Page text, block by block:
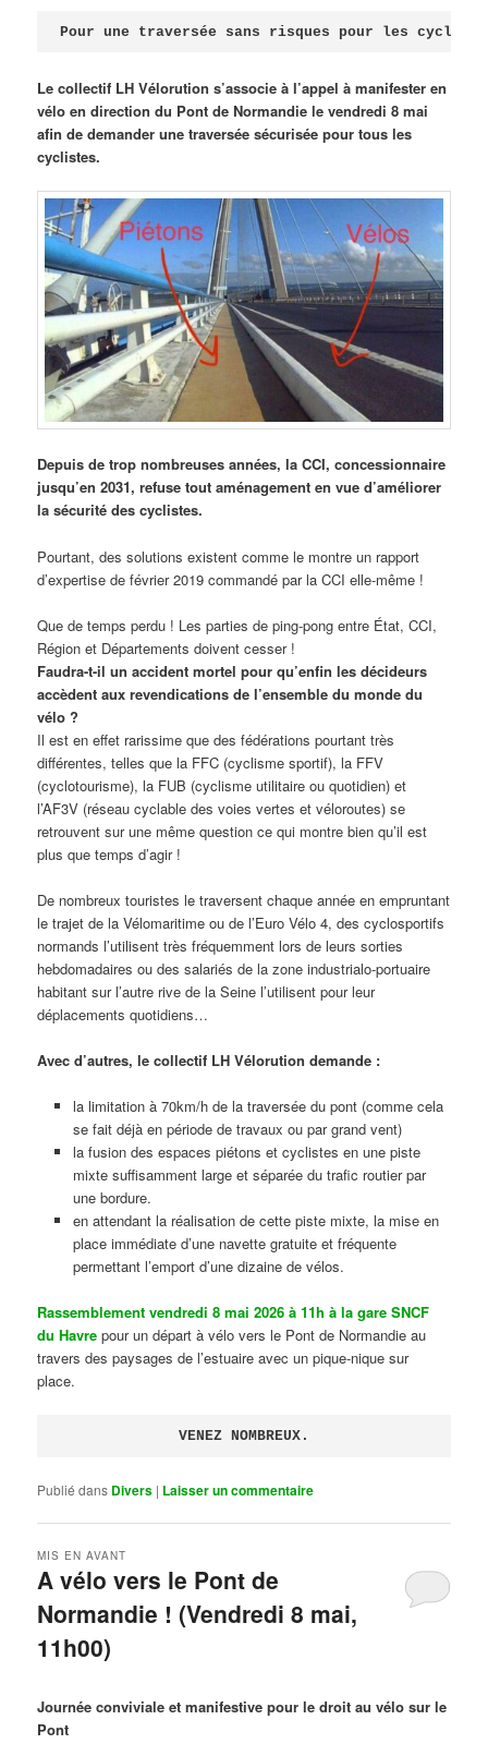
Pour une traversée sans risques pour les
Le collectif LH Vélorution s’associe à l’appel à manifester en
vélo en direction du Pont de Normandie le vendredi 8 mai
afin de demander une traversée sécurisée pour tous les
cyclistes.
Depuis de trop nombreuses années, la CCI, concessionnaire
jusqu’en 2031, refuse tout aménagement en vue d’améliorer
la sécurité des cyclistes.
Pourtant, des solutions existent comme le montre un rapport
d’expertise de février 2019 commandé par la CCI elle-même !
Que de temps perdu ! Les parties de ping-pong entre État, CCI,
Région et Départements doivent cesser !
Faudra-t-il un accident mortel pour qu’enfin les décideurs
accèdent aux revendications de l’ensemble du monde du
vélo ?
Il est en effet rarissime que des fédérations pourtant très
différentes, telles que la FFC (cyclisme sportif), la FFV
(cyclotourisme), la FUB (cyclisme utilitaire ou quotidien) et
l’AF3V (réseau cyclable des voies vertes et véloroutes) se
retrouvent sur une même question ce qui montre bien qu’il est
plus que temps d’agir !
De nombreux touristes le traversent chaque année en empruntant
le trajet de la Vélomaritime ou de l’Euro Vélo 4, des cyclosportifs
normands l’utilisent très fréquemment lors de leurs sorties
hebdomadaires ou des salariés de la zone industrialo-portuaire
habitant sur l’autre rive de la Seine l’utilisent pour leur
déplacements quotidiens…
Avec d’autres, le collectif LH Vélorution demande :
la limitation à 70km/h de la traversée du pont (comme cela
se fait déjà en période de travaux ou par grand vent)
la fusion des espaces piétons et cyclistes en une piste
mixte suffisamment large et séparée du trafic routier par
une bordure.
en attendant la réalisation de cette piste mixte, la mise en
place immédiate d’une navette gratuite et fréquente
permettant l’emport d’une dizaine de vélos.
Rassemblement vendredi 8 mai 2026 à 11h à la gare SNCF
du Havre pour un départ à vélo vers le Pont de Normandie au
travers des paysages de l’estuaire avec un pique-nique sur
place.
VENEZ NOMBREUX.
Publié dans Divers | Laisser un commentaire
A vélo vers le Pont de
Normandie ! (Vendredi 8 mai,
11h00)
MIS EN AVANT
Journée conviviale et manifestive pour le droit au vélo sur le
Pont